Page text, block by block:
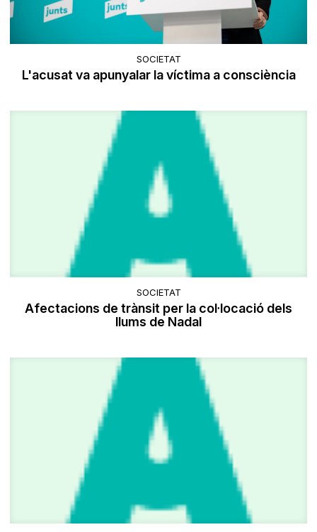
SOCIETAT
L'acusat va apunyalar la víctima a consciència
SOCIETAT
Afectacions de trànsit per la col·locació dels
llums de Nadal